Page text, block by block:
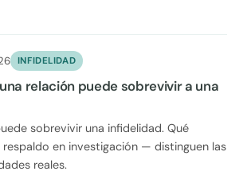
INFIDELIDAD
relación puede sobrevivir a una
sobrevivir una infidelidad. Qué
en investigación — distinguen las
reales.